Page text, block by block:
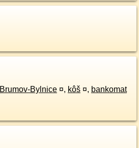
Brumov-Bylnice ¤, kôš ¤, bankomat